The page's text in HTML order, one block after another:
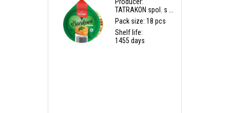
TATRAKON spol. s ...
Pack size: 18 pcs
Shelf life:
1455 days